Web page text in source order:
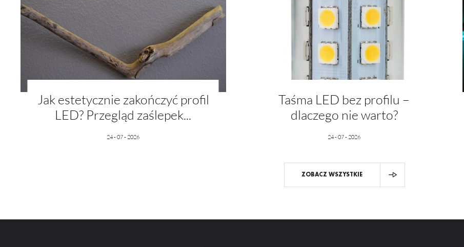
F
Jak estetycznie zakończyć profil
LED? Przegląd zaślepek...
24 - 07 - 2026
Taśma LED bez profilu –
dlaczego nie warto?
24 - 07 - 2026
ZOBACZ WSZYSTKIE
Analityczne pliki cookies pomagają nam rozwijać się i dostosowywać do Twoich potrzeb.
Cookies analityczne pozwalają na uzyskanie informacji w zakresie wykorzystywania witryny
internetowej, miejsca oraz częstotliwości, z jaką odwiedzane są nasze serwisy www. Dane pozwalają
nam na ocenę naszych serwisów internetowych pod względem ich popularności wśród
użytkowników. Zgromadzone informacje są przetwarzane w formie zanonimizowanej. Wyrażenie
zgody na analityczne pliki cookies gwarantuje dostępność wszystkich funkcjonalności.
Dzięki reklamowym plikom cookies prezentujemy Ci najciekawsze informacje i aktualności na
Promocyjne pliki cookies służą do prezentowania Ci naszych komunikatów na podstawie analizy
Twoich upodobań oraz Twoich zwyczajów dotyczących przeglądanej witryny internetowej. Treści
promocyjne mogą pojawić się na stronach podmiotów trzecich lub firm będących naszymi partnerami
oraz innych dostawców usług. Firmy te działają w charakterze pośredników prezentujących nasze
ODRZUĆ WSZYSTKIE
ZEZWÓL NA WSZYSTKIE